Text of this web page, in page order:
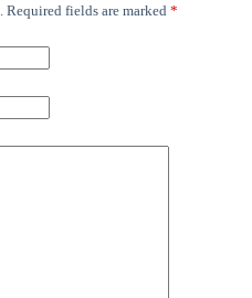
Required fields are marked *